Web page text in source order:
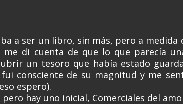
a ser un libro, sin más, pero a
di cuenta de que lo que parecía
un tesoro que había estado
consciente de su magnitud y me
espero).
hay uno inicial, Comerciales del